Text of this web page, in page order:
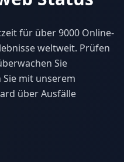
für über 9000 Online-
weltweit. Prüfen
Sie
mit unserem
über Ausfälle